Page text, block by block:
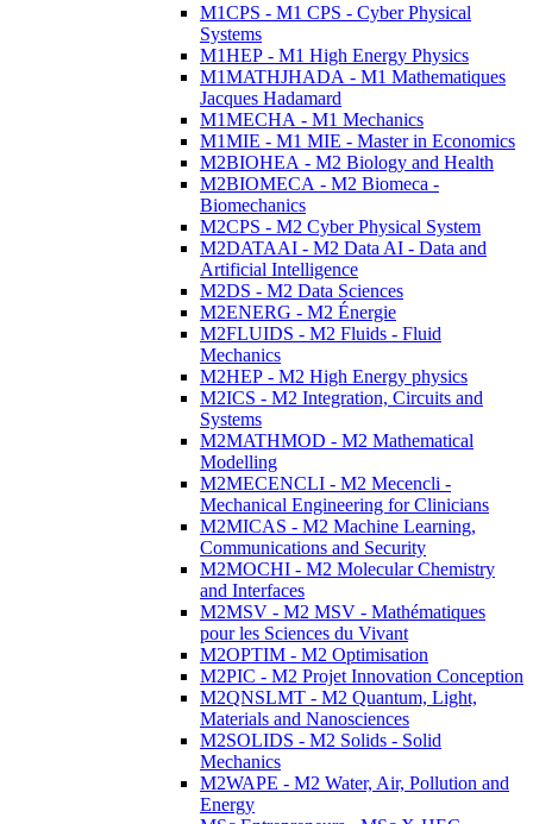
M1CPS - M1 CPS - Cyber Physical
Systems
M1HEP - M1 High Energy Physics
M1MATHJHADA - M1 Mathematiques
Jacques Hadamard
M1MECHA - M1 Mechanics
M1MIE - M1 MIE - Master in Economics
M2BIOHEA - M2 Biology and Health
M2BIOMECA - M2 Biomeca -
Biomechanics
M2CPS - M2 Cyber Physical System
M2DATAAI - M2 Data AI - Data and
Artificial Intelligence
M2DS - M2 Data Sciences
M2ENERG - M2 Énergie
M2FLUIDS - M2 Fluids - Fluid
Mechanics
M2HEP - M2 High Energy physics
M2ICS - M2 Integration, Circuits and
Systems
M2MATHMOD - M2 Mathematical
Modelling
M2MECENCLI - M2 Mecencli -
Mechanical Engineering for Clinicians
M2MICAS - M2 Machine Learning,
Communications and Security
M2MOCHI - M2 Molecular Chemistry
and Interfaces
M2MSV - M2 MSV - Mathématiques
pour les Sciences du Vivant
M2OPTIM - M2 Optimisation
M2PIC - M2 Projet Innovation Conception
M2QNSLMT - M2 Quantum, Light,
Materials and Nanosciences
M2SOLIDS - M2 Solids - Solid
Mechanics
M2WAPE - M2 Water, Air, Pollution and
Energy